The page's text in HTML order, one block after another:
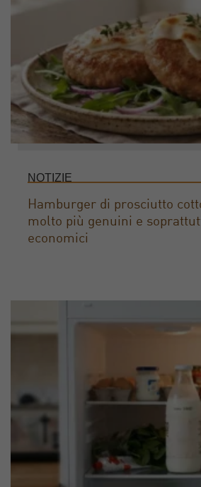
NOTIZIE
Hamburger di prosciutto
molto più genuini e
economici